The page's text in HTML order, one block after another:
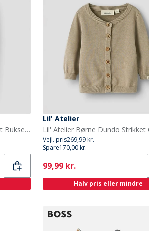
Lil' Atelier Børne Dundo Strikket Bukser Oxford Tan
Lil' Atelier
Vejl. pris269,99 kr.
Spare170,00 kr.
Current
99,99 kr.
Halv pris eller mindre